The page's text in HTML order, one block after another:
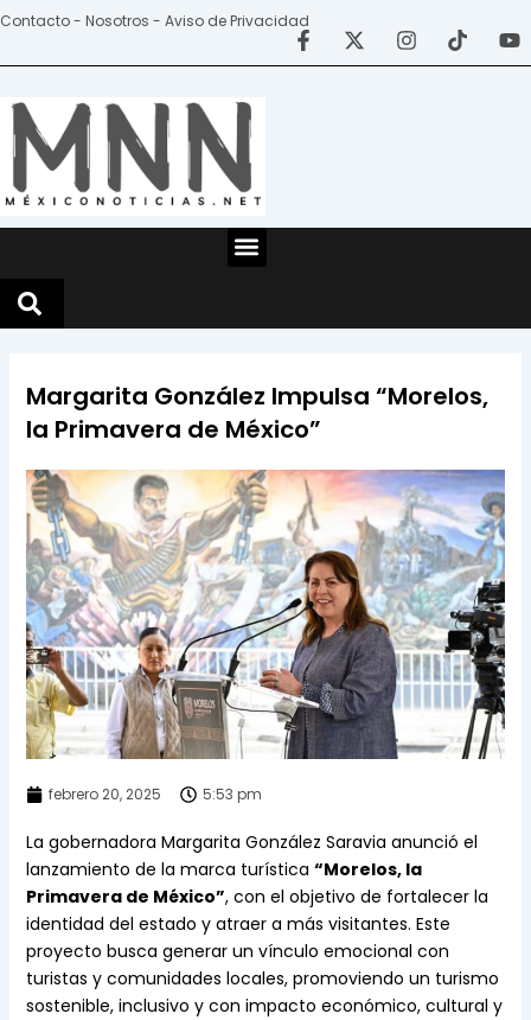
Ir
contenido
Contacto - Nosotros - Aviso de Privacidad
Menu
Margarita González Impulsa “Morelos,
la Primavera de México”
febrero 20, 2025 5:53 pm
La gobernadora Margarita González Saravia anunció el
lanzamiento de la marca turística“Morelos, la
Primavera de México”, con el objetivo de fortalecer la
identidad del estado y atraer a más visitantes. Este
proyecto busca generar un vínculo emocional con
turistas y comunidades locales, promoviendo un turismo
sostenible, inclusivo y con impacto económico, cultural y